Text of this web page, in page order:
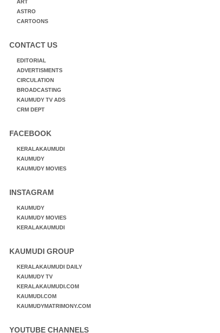
ART
ASTRO
CARTOONS
CONTACT US
EDITORIAL
ADVERTISMENTS
CIRCULATION
BROADCASTING
KAUMUDY TV ADS
CRM DEPT
FACEBOOK
KERALAKAUMUDI
KAUMUDY
KAUMUDY MOVIES
INSTAGRAM
KAUMUDY
KAUMUDY MOVIES
KERALAKAUMUDI
KAUMUDI GROUP
KERALAKAUMUDI DAILY
KAUMUDY TV
KERALAKAUMUDI.COM
KAUMUDI.COM
KAUMUDYMATRIMONY.COM
YOUTUBE CHANNELS